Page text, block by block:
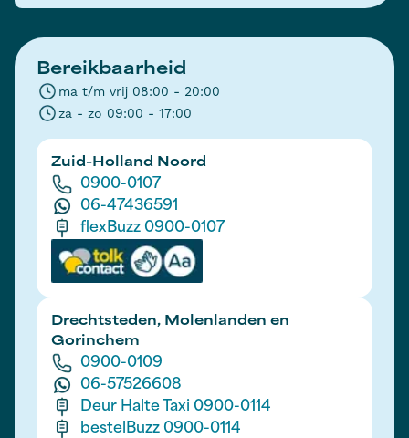
Bereikbaarheid
ma t/m vrij 08:00 - 20:00
za - zo 09:00 - 17:00
Zuid-Holland Noord
0900-0107
06-47436591
flexBuzz 0900-0107
Drechtsteden, Molenlanden en
Gorinchem
0900-0109
06-57526608
Deur Halte Taxi 0900-0114
bestelBuzz 0900-0114